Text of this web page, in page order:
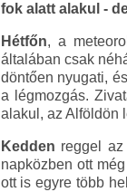
fok alatt alakul -
Hétfőn, a
általában csak
döntően nyugati,
a légmozgás.
alakul, az Alföldön
Kedden reggel
napközben ott
ott is egyre több